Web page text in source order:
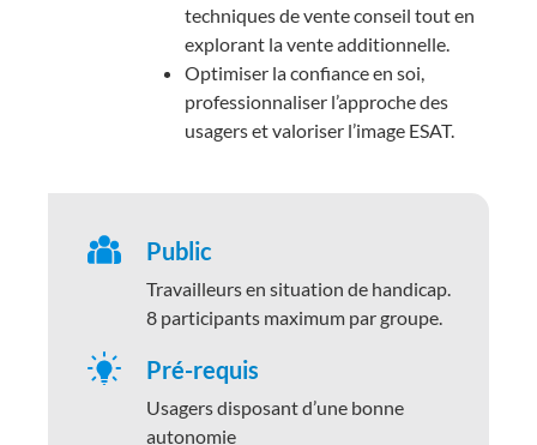
techniques de vente conseil tout en
explorant la vente additionnelle.
Optimiser la confiance en soi,
professionnaliser l’approche des
usagers et valoriser l’image ESAT.
Public
Travailleurs en situation de handicap.
8 participants maximum par groupe.
Pré-requis
Usagers disposant d’une bonne
autonomie